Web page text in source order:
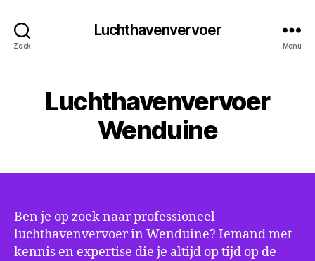
Zoek
Luchthavenvervoer
Menu
Luchthavenvervoer
Wenduine
Ben je op zoek naar professioneel
luchthavenvervoer in Wenduine? Iemand met
kennis en expertise die je altijd op tijd op de